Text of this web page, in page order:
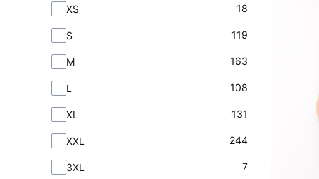
Rozmiar
XS 18
S 119
M 163
L 108
XL 131
XXL 244
3XL 7